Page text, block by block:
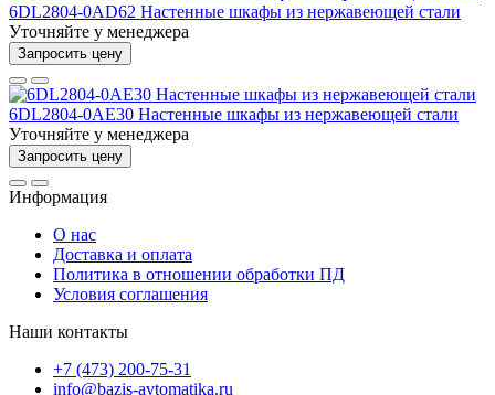
6DL2804-0AD62 Настенные шкафы из нержавеющей стали
Уточняйте у менеджера
Запросить цену
6DL2804-0AE30 Настенные шкафы из нержавеющей стали
Уточняйте у менеджера
Запросить цену
Информация
О нас
Доставка и оплата
Политика в отношении обработки ПД
Условия соглашения
Наши контакты
+7 (473) 200-75-31
info@bazis-avtomatika.ru